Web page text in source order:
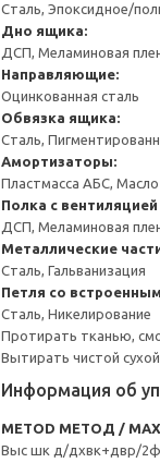
Сталь, Эпоксидное/
Дно ящика:
ДСП, Меламиновая
Направляющие:
Оцинкованная сталь
Обвязка ящика:
Сталь,
Амортизаторы:
Пластмасса АБС, Масло
Полка с вентиляцией
ДСП, Меламиновая
Металлические
Сталь, Гальванизация
Петля со
Сталь, Никелирование
Протирать тканью,
Вытирать чистой
Информация об
METOD МЕТОД /
Выс шк д/дхвк+двр/